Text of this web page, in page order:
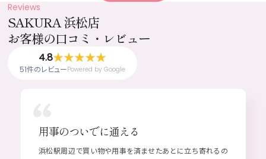
Reviews
SAKURA 浜松店
お客様の口コミ ・ レビュー
4.8★★★★★
51件のレビューPowered by Google
用事のついでに通える
浜松駅周辺で買い物や用事を済ませたあとに立ち寄れるの